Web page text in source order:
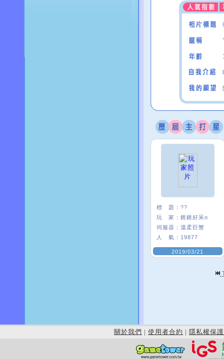
標 題： ??
玩 家： 錐錐好呆o
伺服器： 溫柔巨蟹
人 氣： 19877
2019/03/21
關於我們 | 使用者合約 | 隱私權保護